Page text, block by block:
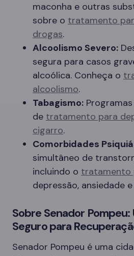
maconha e outras
sobre o tratamento
drogas.
Alcoolismo Severo:
segura para casos
alcoólica. Conheça o
alcoolismo.
Tabagismo:
de tratamento para
cigarro.
Comorbidades
simultâneo de
incluindo o tratamento
depressão, ansiedade
Sobre Senador
Seguro para
Senador Pompeu é uma